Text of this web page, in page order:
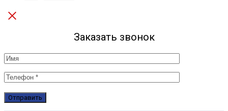
Заказать звонок